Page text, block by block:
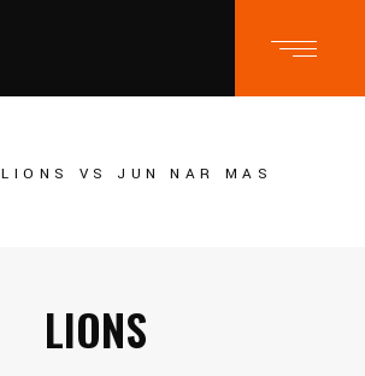
LIONS VS JUN NAR MAS
LIONS